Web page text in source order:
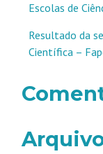
Escolas de
Resultado da
Científica –